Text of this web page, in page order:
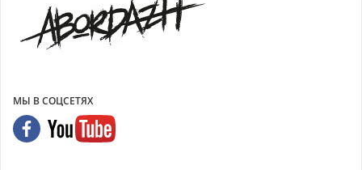
МЫ В СОЦСЕТЯХ